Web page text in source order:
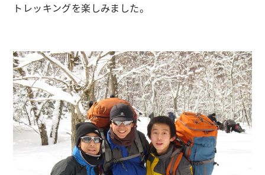
トレッキングを楽しみました。